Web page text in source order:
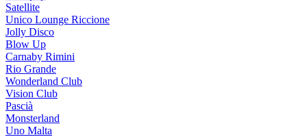
Satellite
Unico Lounge Riccione
Jolly Disco
Blow Up
Carnaby Rimini
Rio Grande
Wonderland Club
Vision Club
Pascià
Monsterland
Uno Malta